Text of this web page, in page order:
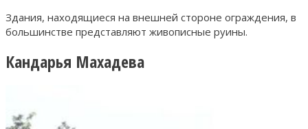
Здания, находящиеся на внешней стороне ограждения, в
большинстве представляют живописные руины.
Кандарья Махадева